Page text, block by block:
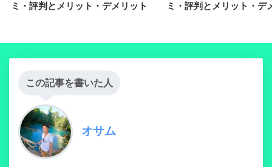
ミ・評判とメリット・デメリット
ミ・評判とメリット・デ
この記事を書いた人
オサム